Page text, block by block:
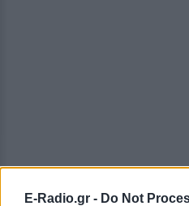
E-Radio.gr - Do Not